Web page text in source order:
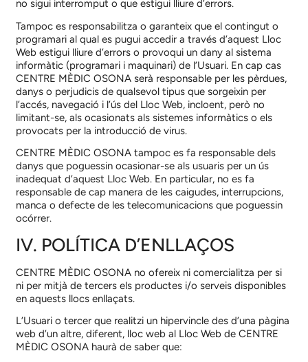
no sigui interromput o que estigui lliure d’errors.
Tampoc es responsabilitza o garanteix que el contingut o
programari al qual es pugui accedir a través d’aquest Lloc
Web estigui lliure d’errors o provoqui un dany al sistema
informàtic (programari i maquinari) de l’Usuari. En cap cas
CENTRE MÈDIC OSONA serà responsable per les pèrdues,
danys o perjudicis de qualsevol tipus que sorgeixin per
l’accés, navegació i l’ús del Lloc Web, incloent, però no
limitant-se, als ocasionats als sistemes informàtics o els
provocats per la introducció de virus.
CENTRE MÈDIC OSONA tampoc es fa responsable dels
danys que poguessin ocasionar-se als usuaris per un ús
inadequat d’aquest Lloc Web. En particular, no es fa
responsable de cap manera de les caigudes, interrupcions,
manca o defecte de les telecomunicacions que poguessin
ocórrer.
IV. POLÍTICA D’ENLLAÇOS
CENTRE MÈDIC OSONA no ofereix ni comercialitza per si
ni per mitjà de tercers els productes i/o serveis disponibles
en aquests llocs enllaçats.
L’Usuari o tercer que realitzi un hipervincle des d’una pàgina
web d’un altre, diferent, lloc web al Lloc Web deCENTRE
MÈDIC OSONA haurà de saber que: